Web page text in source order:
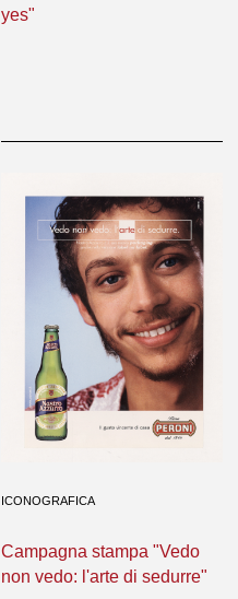
yes"
ICONOGRAFICA
Campagna stampa "Vedo
non vedo: l'arte di sedurre"